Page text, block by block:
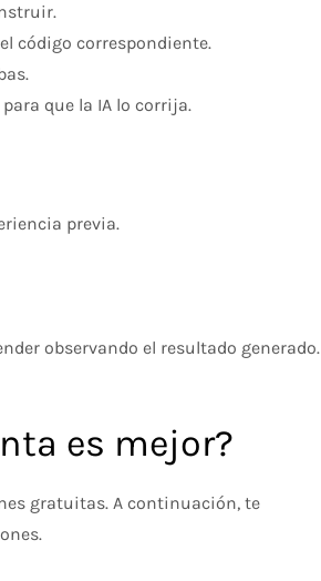
código correspondiente.
que la IA lo corrija.
previa.
observando el resultado generado.
es mejor?
gratuitas. A continuación, te